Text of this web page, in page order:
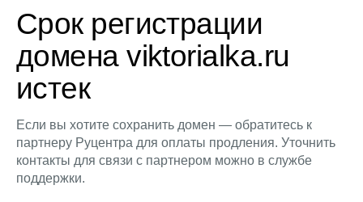
Срок регистрации
домена viktorialka.ru
истек
Если вы хотите сохранить домен — обратитесь к
партнеру Руцентра для оплаты продления. Уточнить
контакты для связи с партнером можно в службе
поддержки.